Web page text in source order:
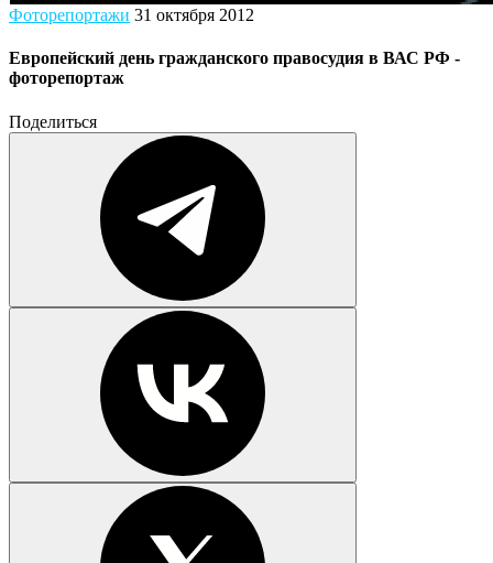
Фоторепортажи 31 октября 2012
Европейский день гражданского правосудия в ВАС РФ -
фоторепортаж
Поделиться